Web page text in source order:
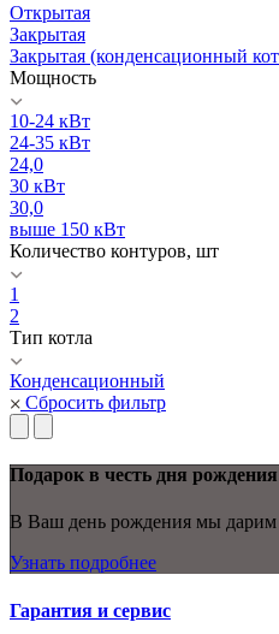
Открытая
Закрытая
Закрытая (конденсационный
Мощность
10-24 кВт
24-35 кВт
24,0
30 кВт
30,0
выше 150 кВт
Количество контуров, шт
1
2
Тип котла
Конденсационный
Сбросить фильтр
Подарок в честь дня
В Ваш день рождения мы дарим
Узнать подробнее
Гарантия и сервис